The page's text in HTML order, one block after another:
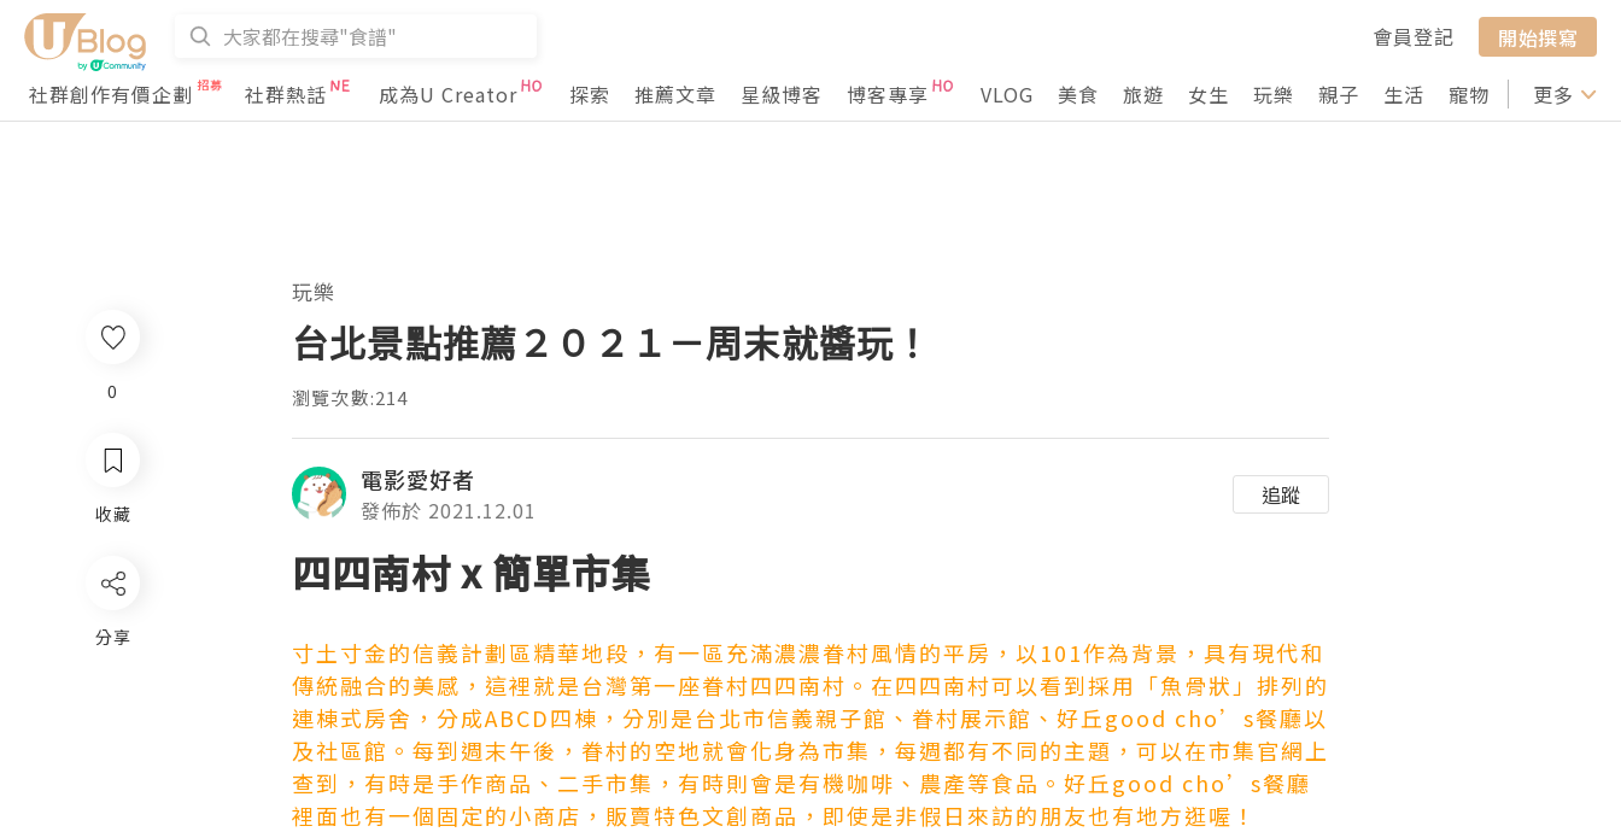
會員登記
開始撰寫
社群創作有價企劃
社群熱話 成為U Creator 探索 推薦文章 星級博客 博客專享 VLOG 美食 旅遊 女生 玩樂 親子 生活 寵物 行山 打卡
更多
玩樂
台北景點推薦２０２１－周末就醬玩！
瀏覽次數:214
電影愛好者
發佈於 2021.12.01
追蹤
四四南村 x 簡單市集
寸土寸金的信義計劃區精華地段，有一區充滿濃濃眷村風情的平房，以101作為背景，具有現代和
傳統融合的美感，這裡就是台灣第一座眷村四四南村。在四四南村可以看到採用「魚骨狀」排列的
連棟式房舍，分成ABCD四棟，分別是台北市信義親子館、眷村展示館、好丘good cho’s餐廳以
及社區館。每到週末午後，眷村的空地就會化身為市集，每週都有不同的主題，可以在市集官網上
查到，有時是手作商品、二手市集，有時則會是有機咖啡、農產等食品。好丘good cho’s餐廳
裡面也有一個固定的小商店，販賣特色文創商品，即使是非假日來訪的朋友也有地方逛喔！
0
收藏
分享